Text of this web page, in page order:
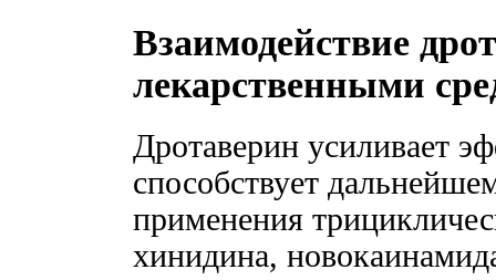
Взаимодействие
лекарственными
Дротаверин усиливает
способствует
применения
хинидина,